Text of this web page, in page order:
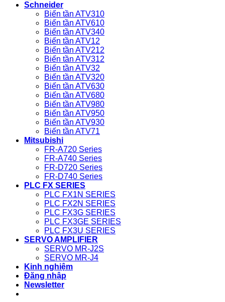
Schneider
Biến tần ATV310
Biến tần ATV610
Biến tần ATV340
Biến tần ATV12
Biến tần ATV212
Biến tần ATV312
Biến tần ATV32
Biến tần ATV320
Biến tần ATV630
Biến tần ATV680
Biến tần ATV980
Biến tần ATV950
Biến tần ATV930
Biến tần ATV71
Mitsubishi
FR-A720 Series
FR-A740 Series
FR-D720 Series
FR-D740 Series
PLC FX SERIES
PLC FX1N SERIES
PLC FX2N SERIES
PLC FX3G SERIES
PLC FX3GE SERIES
PLC FX3U SERIES
SERVO AMPLIFIER
SERVO MR-J2S
SERVO MR-J4
Kinh nghiệm
Đăng nhập
Newsletter